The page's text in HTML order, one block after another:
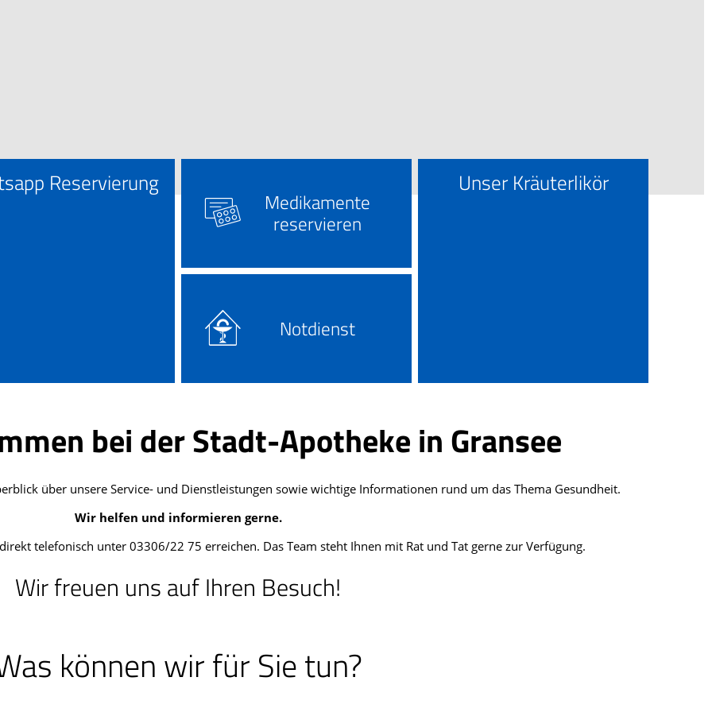
Reservierung
Medikamente
reservieren
Notdienst
Unser Kräuterlikör
bei der Stadt-Apotheke in Gransee
über unsere Service- und Dienstleistungen sowie wichtige Informationen rund um das Thema Gesundheit.
Wir helfen und informieren gerne.
telefonisch unter 03306/22 75 erreichen. Das Team steht Ihnen mit Rat und Tat gerne zur Verfügung.
Wir freuen uns auf Ihren Besuch!
können wir für Sie tun?